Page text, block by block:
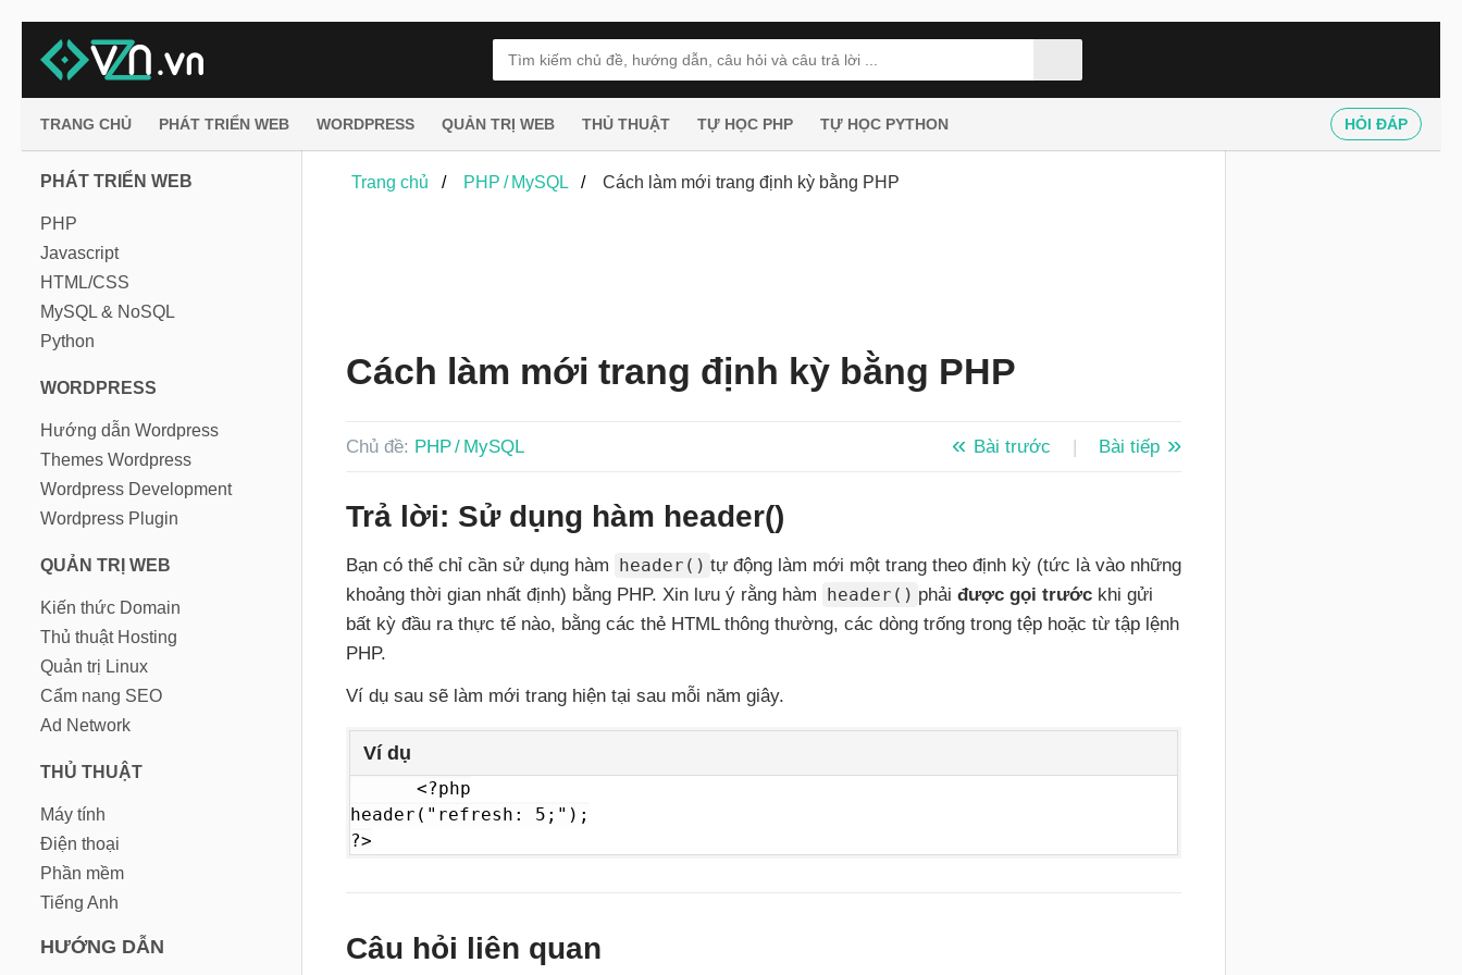
TRANG CHỦ PHÁT TRIỂN WEB WORDPRESS QUẢN TRỊ WEB THỦ THUẬT TỰ HỌC PHP TỰ HỌC PYTHON HỎI ĐÁP
PHÁT TRIỂN WEB
PHP
Javascript
HTML/CSS
MySQL & NoSQL
Python
WORDPRESS
Hướng dẫn Wordpress
Themes Wordpress
Wordpress Development
Wordpress Plugin
QUẢN TRỊ WEB
Kiến thức Domain
Thủ thuật Hosting
Quản trị Linux
Cẩm nang SEO
Ad Network
THỦ THUẬT
Máy tính
Điện thoại
Phần mềm
Tiếng Anh
HƯỚNG DẪN
Trang chủ PHP / MySQL Cách làm mới trang định kỳ bằng PHP
Cách làm mới trang định kỳ bằng PHP
Chủ đề: PHP / MySQL Bài trước | Bài tiếp
Trả lời: Sử dụng hàm header()
Bạn có thể chỉ cần sử dụng hàm header() tự động làm mới một trang theo định kỳ (tức là vào những
khoảng thời gian nhất định) bằng PHP. Xin lưu ý rằng hàm header() phải được gọi trước khi gửi
bất kỳ đầu ra thực tế nào, bằng các thẻ HTML thông thường, các dòng trống trong tệp hoặc từ tập lệnh
PHP.
Ví dụ sau sẽ làm mới trang hiện tại sau mỗi năm giây.
Ví dụ
<?php
header("refresh: 5;");
?>
Câu hỏi liên quan